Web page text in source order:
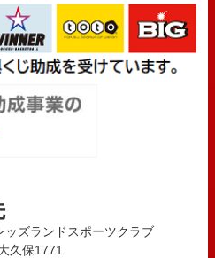
ズランドスポーツクラブ
久保1771